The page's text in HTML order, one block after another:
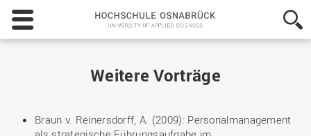
Hochschule
Osnabrück
-
Weitere Vorträge
Braun v. Reinersdorff, A. (2009): Personalmanagement